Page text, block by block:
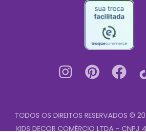
TODOS OS DIREITOS RESERVADOS ©
KIDS DECOR COMÉRCIO LTDA -